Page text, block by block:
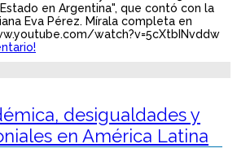
en Argentina", que contó con la
Eva Pérez. Mírala completa en
watch?v=5cXtbINvddw
desigualdades y
en América Latina